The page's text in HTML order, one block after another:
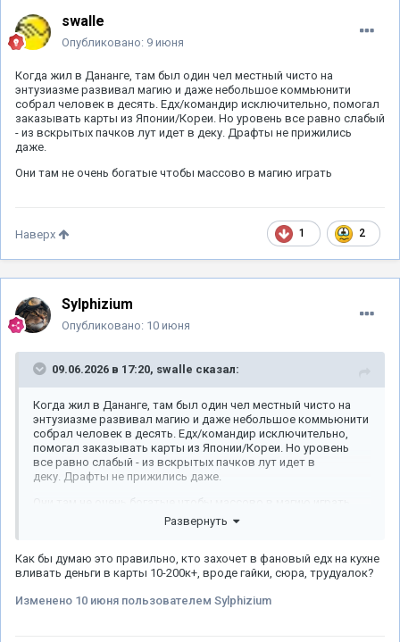
swalle
Опубликовано: 9 июня
Когда жил в Дананге, там был один чел местный чисто на
энтузиазме развивал магию и даже небольшое коммьюнити
собрал человек в десять. Едх/командир исключительно, помогал
заказывать карты из Японии/Кореи. Но уровень все равно слабый
- из вскрытых пачков лут идет в деку. Драфты не прижились
даже.
Они там не очень богатые чтобы массово в магию играть
1 2
Наверх
Sylphizium
Опубликовано: 10 июня
09.06.2026 в 17:20, swalle сказал:
Когда жил в Дананге, там был один чел местный чисто на
энтузиазме развивал магию и даже небольшое коммьюнити
собрал человек в десять. Едх/командир исключительно,
помогал заказывать карты из Японии/Кореи. Но уровень
все равно слабый - из вскрытых пачков лут идет в
деку. Драфты не прижились даже.
Развернуть
Как бы думаю это правильно, кто захочет в фановый едх на кухне
вливать деньги в карты 10-200к+, вроде гайки, сюра, трудуалок?
Изменено 10 июня пользователем Sylphizium